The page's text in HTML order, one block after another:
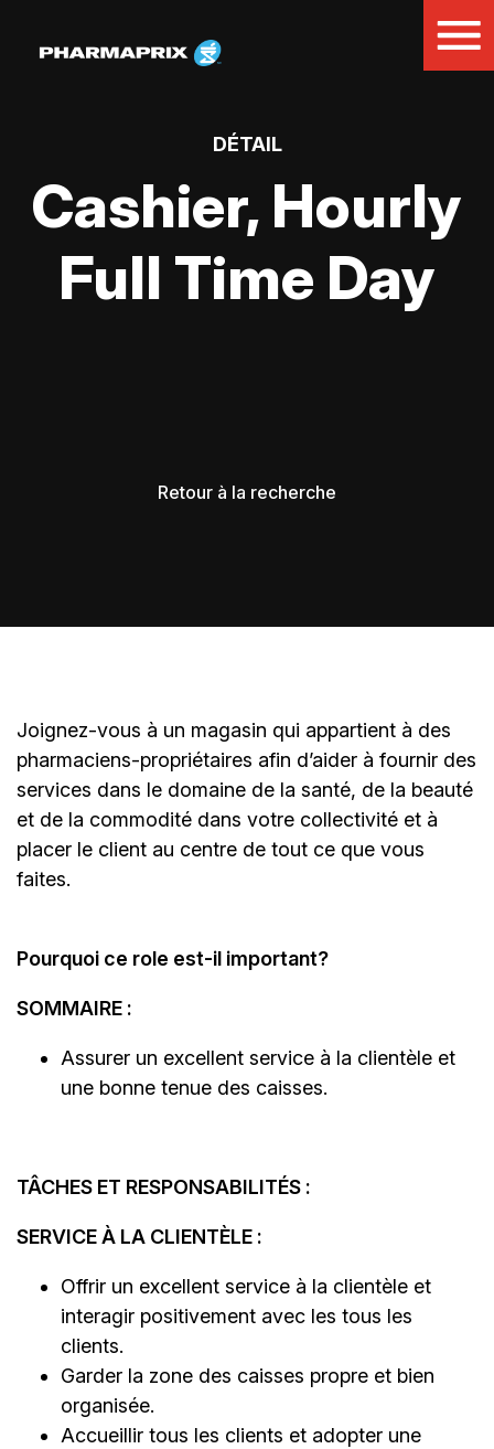
DÉTAIL
Cashier, Hourly
Full Time Day
Retour à la recherche
Joignez-vous à un magasin qui appartient à des
pharmaciens-propriétaires afin d’aider à fournir des
services dans le domaine de la santé, de la beauté
et de la commodité dans votre collectivité et à
placer le client au centre de tout ce que vous
faites.
Pourquoi ce role est-il important?
SOMMAIRE :
Assurer un excellent service à la clientèle et
une bonne tenue des caisses.
TÂCHES ET RESPONSABILITÉS :
SERVICE À LA CLIENTÈLE :
Offrir un excellent service à la clientèle et
interagir positivement avec les tous les
clients.
Garder la zone des caisses propre et bien
organisée.
Accueillir tous les clients et adopter une